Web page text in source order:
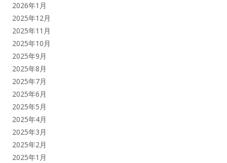
2026年1月
2025年12月
2025年11月
2025年10月
2025年9月
2025年8月
2025年7月
2025年6月
2025年5月
2025年4月
2025年3月
2025年2月
2025年1月